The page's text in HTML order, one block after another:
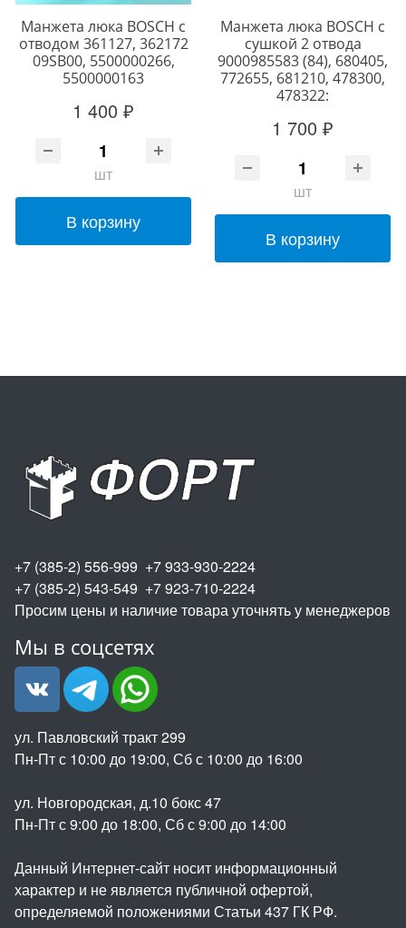
Манжета люка BOSCH с
отводом 361127, 362172
09SB00, 5500000266,
5500000163
1 400 ₽
шт
В корзину
Манжета люка BOSCH с
сушкой 2 отвода
9000985583 (84), 680405,
772655, 681210, 478300,
478322:
1 700 ₽
шт
В корзину
+7 (385-2) 556-999 +7 933-930-2224
+7 (385-2) 543-549 +7 923-710-2224
Просим цены и наличие товара уточнять у менеджеров
Мы в соцсетях
ул. Павловский тракт 299
Пн-Пт с 10:00 до 19:00, Сб с 10:00 до 16:00
ул. Новгородская, д.10 бокс 47
Пн-Пт с 9:00 до 18:00, Сб с 9:00 до 14:00
Данный Интернет-сайт носит информационный
характер и не является публичной офертой,
определяемой положениями Статьи 437 ГК РФ.